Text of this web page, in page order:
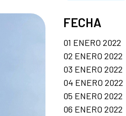
FECHA
01 ENERO 2022
02 ENERO 2022
03 ENERO 2022
04 ENERO 2022
05 ENERO 2022
06 ENERO 2022